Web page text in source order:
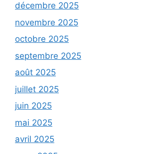
décembre 2025
novembre 2025
octobre 2025
septembre 2025
août 2025
juillet 2025
juin 2025
mai 2025
avril 2025